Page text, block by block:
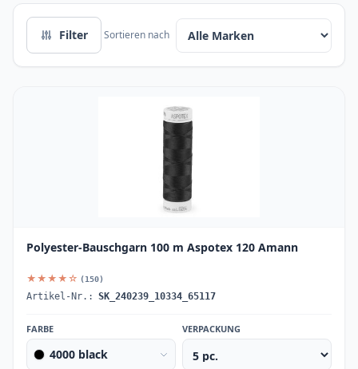
Filter Sortieren nach
Polyester-Bauschgarn 100 m Aspotex 120 Amann
★★★★☆ (150)
Artikel-Nr.: SK_240239_10334_65117
FARBE
4000 black
VERPACKUNG